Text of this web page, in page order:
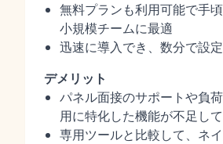
無料プランも利用可能で手頃
小規模チームに最適
迅速に導入でき、数分で設
デメリット
パネル面接のサポートや負
用に特化した機能が不足し
専用ツールと比較して、ネ